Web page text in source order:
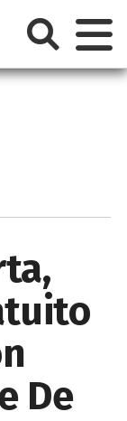
De